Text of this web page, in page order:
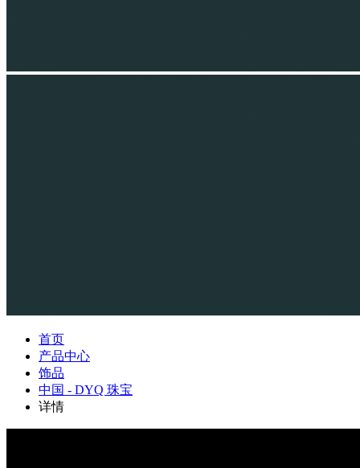
首页
产品中心
饰品
中国 - DYQ 珠宝
详情